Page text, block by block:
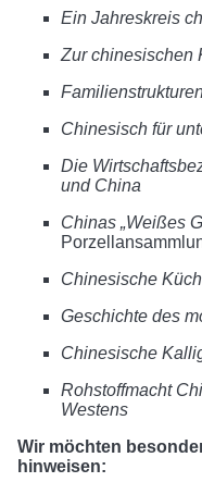
Ein Jahreskreis
Zur chinesischen
Chinesisch für
Die
und China
Chinas „Weißes
Chinesische
Geschichte des
Chinesische
Rohstoffmacht
Westens
Wir möchten
hinweisen: